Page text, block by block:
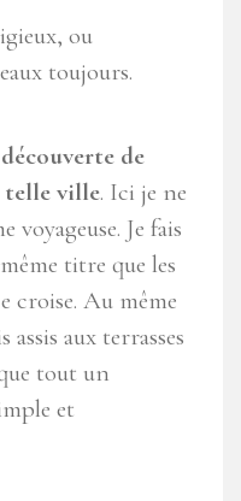
ou
toujours.
de
telle ville. Ici je ne
voyageuse. Je fais
titre que les
croise. Au même
aux terrasses
tout un
et